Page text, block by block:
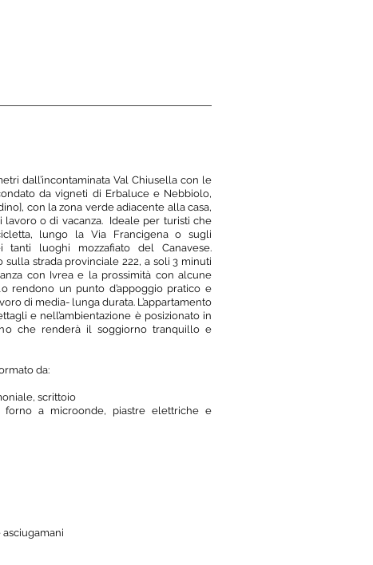
dall’incontaminata Val Chiusella con le
da vigneti di Erbaluce e Nebbiolo,
con la zona verde adiacente alla casa,
o di vacanza. Ideale per turisti che
lungo la Via Francigena o sugli
luoghi mozzafiato del Canavese.
sulla strada provinciale 222, a soli 3 minuti
con Ivrea e la prossimità con alcune
rendono un punto d’appoggio pratico e
di media- lunga durata. L’appartamento
e nell’ambientazione è posizionato in
che renderà il soggiorno tranquillo e
da:
scrittoio
forno a microonde, piastre elettriche e